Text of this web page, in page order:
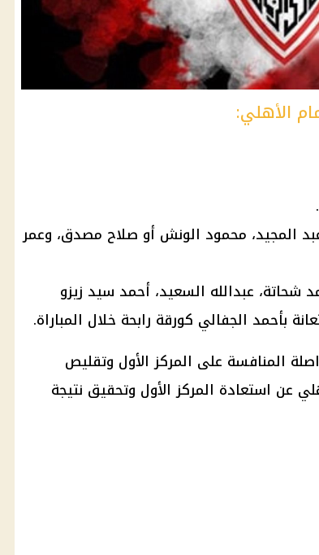
الأهلي:
المجيد، محمود الونش أو صلاح مصدق، وعمر
عبدالله السعيد، أحمد سيد زيزو
بأحمد الجفالي كورقة رابحة خلال المباراة.
المنافسة على المركز الأول وتقليص
عن استعادة المركز الأول وتحقيق نتيجة